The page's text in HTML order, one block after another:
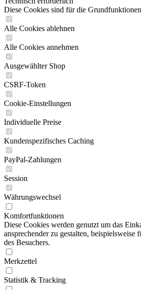
Diese Cookies sind für die
Alle Cookies ablehnen
Alle Cookies annehmen
Ausgewählter Shop
CSRF-Token
Cookie-Einstellungen
Individuelle Preise
Kundenspezifisches Caching
PayPal-Zahlungen
Session
Währungswechsel
Komfortfunktionen
Diese Cookies werden genutzt um das
ansprechender zu gestalten, beispielsweise
des Besuchers.
Merkzettel
Statistik & Tracking